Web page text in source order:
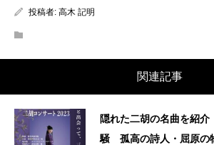
投稿者: 高木 記明
関連記事
隠れた二胡の名曲を紹
騒 孤高の詩人・屈原の